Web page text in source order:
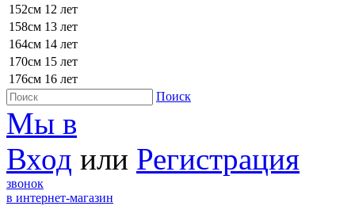
152см 12 лет
158см 13 лет
164см 14 лет
170см 15 лет
176см 16 лет
Поиск
Мы в
Вход или Регистрация
звонок
в интернет-магазин